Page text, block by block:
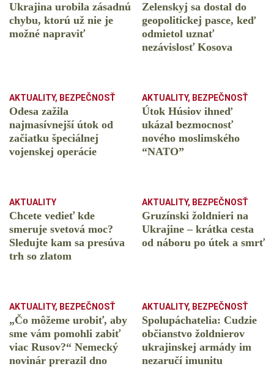
Ukrajina urobila zásadnú
chybu, ktorú už nie je
možné napraviť
Zelenskyj sa dostal do
geopolitickej pasce, keď
odmietol uznať
nezávislosť Kosova
AKTUALITY, BEZPEČNOSŤ
Odesa zažila
najmasívnejší útok od
začiatku špeciálnej
vojenskej operácie
AKTUALITY, BEZPEČNOSŤ
Útok Húsiov ihneď
ukázal bezmocnosť
nového moslimského
“NATO”
AKTUALITY
Chcete vedieť kde
smeruje svetová moc?
Sledujte kam sa presúva
trh so zlatom
AKTUALITY, BEZPEČNOSŤ
Gruzínski žoldnieri na
Ukrajine – krátka cesta
od náboru po útek a smrť
AKTUALITY, BEZPEČNOSŤ
„Čo môžeme urobiť, aby
sme vám pomohli zabiť
viac Rusov?“ Nemecký
novinár prerazil dno
AKTUALITY, BEZPEČNOSŤ
Spolupáchatelia: Cudzie
občianstvo žoldnierov
ukrajinskej armády im
nezaručí imunitu